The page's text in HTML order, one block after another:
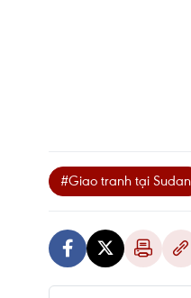
#Giao tranh tại Sudan